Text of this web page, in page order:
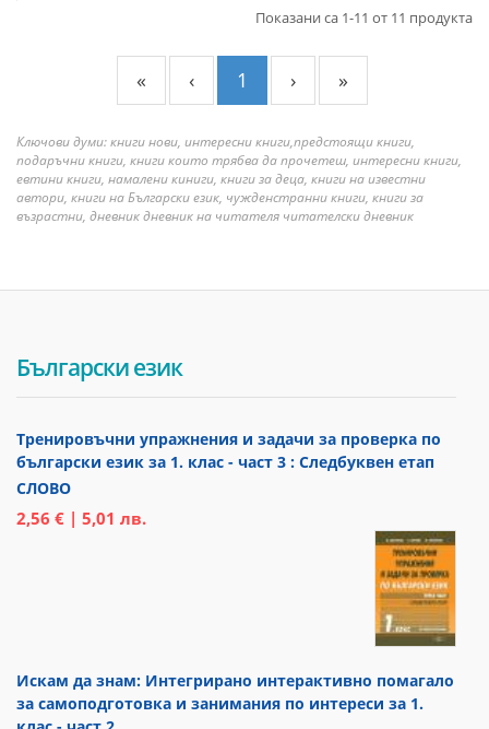
Показани са 1-11 от 11 продукта
« ‹ 1 › »
Ключови думи: книги нови, интересни книги,предстоящи книги,
подаръчни книги, книги които трябва да прочетеш, интересни книги,
евтини книги, намалени киниги, книги за деца, книги на известни
автори, книги на Български език, чужденстранни книги, книги за
възрастни, дневник дневник на читателя читателски дневник
Български език
Тренировъчни упражнения и задачи за проверка по
български език за 1. клас - част 3 : Следбуквен етап
СЛОВО
2,56 € | 5,01 лв.
Искам да знам: Интегрирано интерактивно помагало
за самоподготовка и занимания по интереси за 1.